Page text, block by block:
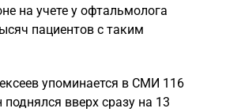
на учете у офтальмолога
пациентов с таким
упоминается в СМИ 116
вверх сразу на 13